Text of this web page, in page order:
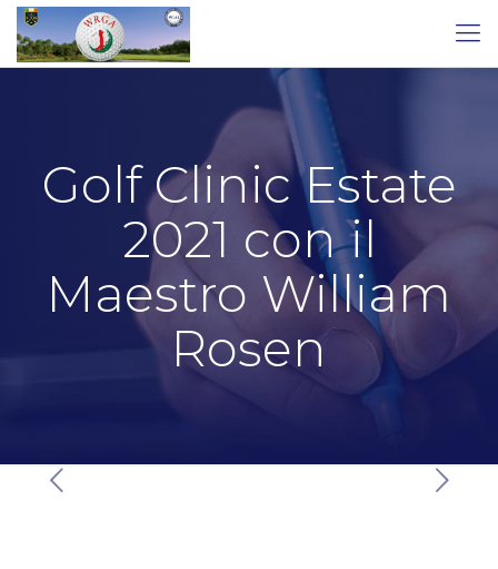
Golf Clinic Estate
2021 con il
Maestro William
Rosen